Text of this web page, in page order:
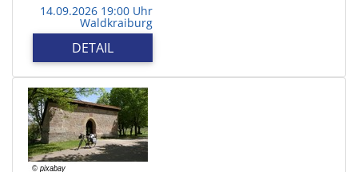
14.09.2026 19:00 Uhr
Waldkraiburg
DETAIL